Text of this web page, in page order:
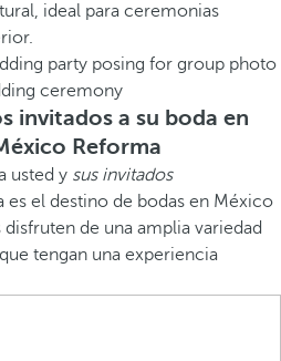
ideal para ceremonias
invitados a su boda en
Reforma
usted y sus invitados
es el destino de bodas en México
de una amplia variedad
tengan una experiencia